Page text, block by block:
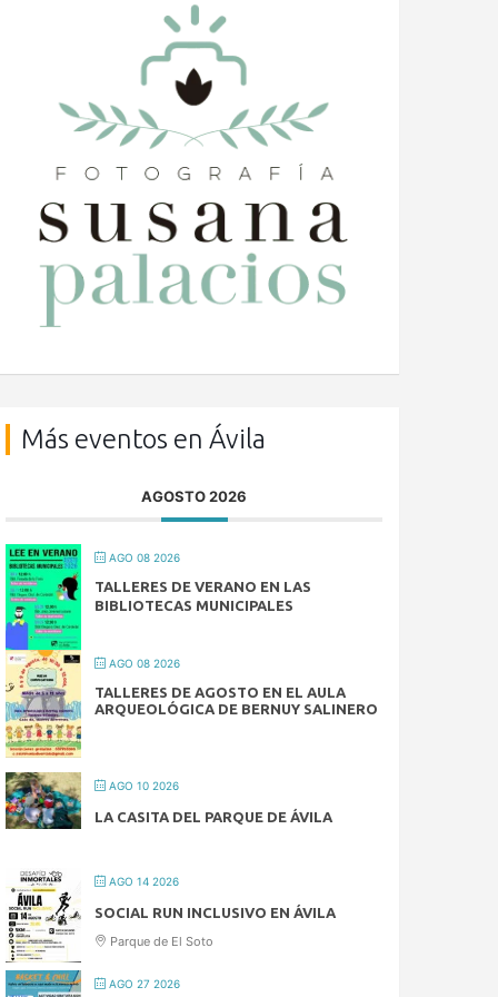
Más eventos en Ávila
AGOSTO 2026
AGO 08 2026
TALLERES DE VERANO EN LAS
BIBLIOTECAS MUNICIPALES
AGO 08 2026
TALLERES DE AGOSTO EN EL AULA
ARQUEOLÓGICA DE BERNUY SALINERO
AGO 10 2026
LA CASITA DEL PARQUE DE ÁVILA
AGO 14 2026
SOCIAL RUN INCLUSIVO EN ÁVILA
Parque de El Soto
AGO 27 2026